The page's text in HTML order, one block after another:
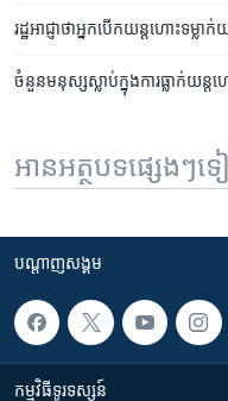
រដ្ឋ​អាជ្ញា​ថា​អ្នក​បើក​យន្តហោះ​ទម្
ចំនួន​មនុស្ស​ស្លាប់​ក្នុង​ការ​ធ្លាក់​យន្
អានអត្ថបទផ្សេងៗទ
បណ្តាញ​សង្គម
កម្មវិធី​ទូរទស្សន៍